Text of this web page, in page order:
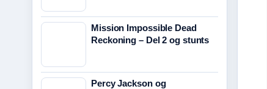
Mission Impossible Dead
Reckoning – Del 2 og stunts
Percy Jackson og